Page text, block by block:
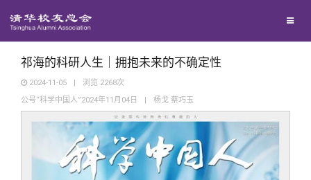
西南联大校友会
义工计划
新媒体平台
青春风采
校友文苑
校友讲坛
祁海的科研人生｜拥抱未来的不确定性
2024-11-05 | 浏览 2268次
公号“科学中国人”2024年11月04日
| 杨戈 蔡巧玉